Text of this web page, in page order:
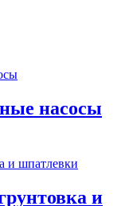
насосы
и